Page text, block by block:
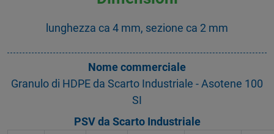
lunghezza ca 4 mm, sezione ca 2 mm
Nome commerciale
Granulo di HDPE da Scarto Industriale - Asotene 100
SI
PSV da Scarto Industriale